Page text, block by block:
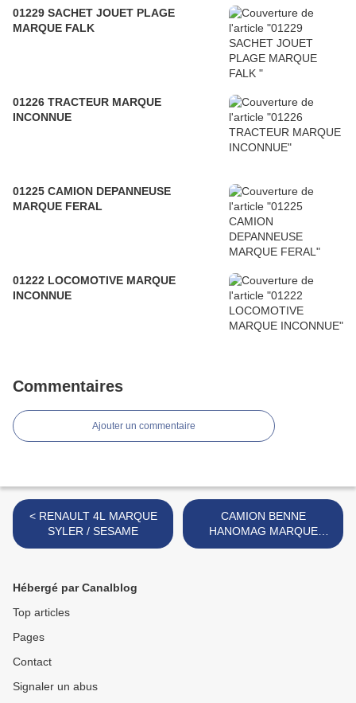
01229 SACHET JOUET PLAGE
MARQUE FALK
01226 TRACTEUR MARQUE
INCONNUE
01225 CAMION DEPANNEUSE
MARQUE FERAL
01222 LOCOMOTIVE MARQUE
INCONNUE
Commentaires
Ajouter un commentaire
< RENAULT 4L MARQUE
SYLER / SESAME
CAMION BENNE
HANOMAG MARQUE
INCONNUE >
Hébergé par Canalblog
Top articles
Pages
Contact
Signaler un abus